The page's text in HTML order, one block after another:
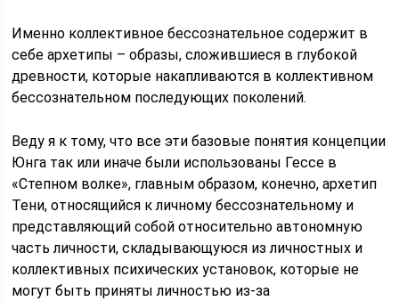
Именно коллективное бессознательное содержит в
себе архетипы – образы, сложившиеся в глубокой
древности, которые накапливаются в коллективном
бессознательном последующих поколений.
Веду я к тому, что все эти базовые понятия концепции
Юнга так или иначе были использованы Гессе в
«Степном волке», главным образом, конечно, архетип
Тени, относящийся к личному бессознательному и
представляющий собой относительно автономную
часть личности, складывающуюся из личностных и
коллективных психических установок, которые не
могут быть приняты личностью из-за